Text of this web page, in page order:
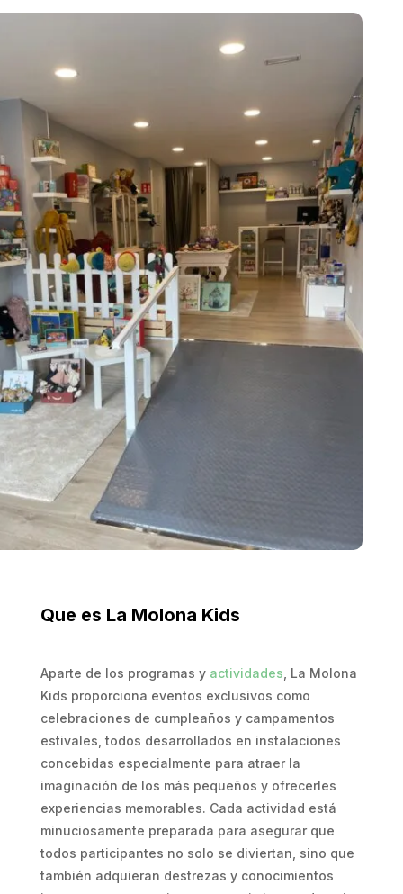
Que es La Molona Kids
Aparte de los programas y actividades , La Molona
Kids proporciona eventos exclusivos como
celebraciones de cumpleaños y campamentos
estivales, todos desarrollados en instalaciones
concebidas especialmente para atraer la
imaginación de los más pequeños y ofrecerles
experiencias memorables. Cada actividad está
minuciosamente preparada para asegurar que
todos participantes no solo se diviertan, sino que
también adquieran destrezas y conocimientos